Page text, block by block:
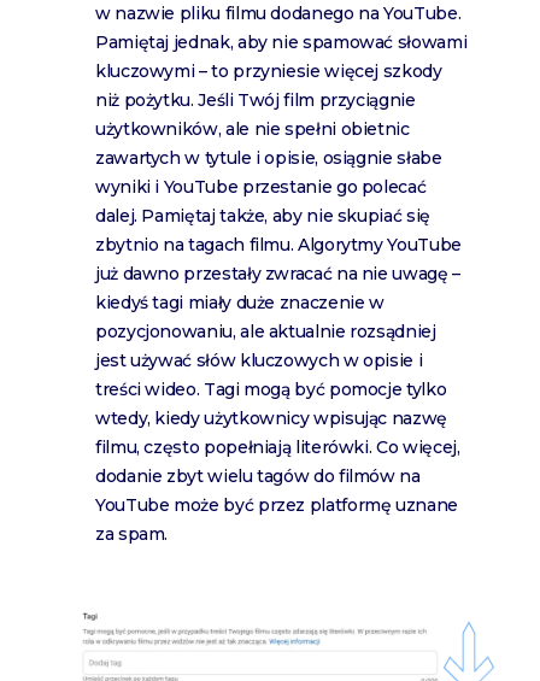
w nazwie pliku filmu dodanego na YouTube.
Pamiętaj jednak, aby nie spamować słowami
kluczowymi – to przyniesie więcej szkody
niż pożytku. Jeśli Twój film przyciągnie
użytkowników, ale nie spełni obietnic
zawartych w tytule i opisie, osiągnie słabe
wyniki i YouTube przestanie go polecać
dalej. Pamiętaj także, aby nie skupiać się
zbytnio na tagach filmu. Algorytmy YouTube
już dawno przestały zwracać na nie uwagę –
kiedyś tagi miały duże znaczenie w
pozycjonowaniu, ale aktualnie rozsądniej
jest używać słów kluczowych w opisie i
treści wideo. Tagi mogą być pomocje tylko
wtedy, kiedy użytkownicy wpisując nazwę
filmu, często popełniają literówki. Co więcej,
dodanie zbyt wielu tagów do filmów na
YouTube może być przez platformę uznane
za spam.